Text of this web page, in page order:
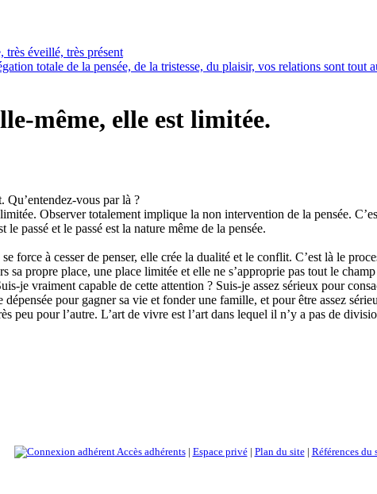
très éveillé, très présent
totale de la pensée, de la tristesse, du plaisir, vos relations sont tout
même, elle est limitée.
vous par là ?
Observer totalement implique la non intervention de la pensée.
passé et le passé est la nature même de la pensée.
force à cesser de penser, elle crée la dualité et le conflit. C’est là le
sa propre place, une place limitée et elle ne s’approprie pas tout le
je vraiment capable de cette attention ? Suis-je assez sérieux pour
pour gagner sa vie et fonder une famille, et pour être assez
peu pour l’autre. L’art de vivre est l’art dans lequel il n’y a pas de
Accès adhérents| Espace privé| Plan du site| Références du